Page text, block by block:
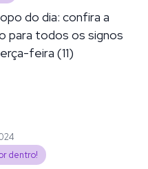
do dia: confira a
para todos os signos
feira (11)
dentro!